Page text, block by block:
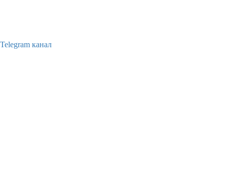
Telegram канал